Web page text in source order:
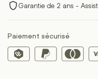
Garantie de 2 ans -
Paiement sécurisé